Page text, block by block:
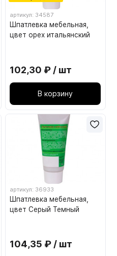
артикул: 34587
Шпатлевка мебельная,
цвет орех итальянский
102,30 ₽ / шт
В корзину
артикул: 36933
Шпатлевка мебельная,
цвет Серый Темный
104,35 ₽ / шт